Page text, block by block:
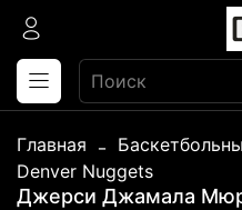
Главная
Denver Nuggets
Джерси Джамала